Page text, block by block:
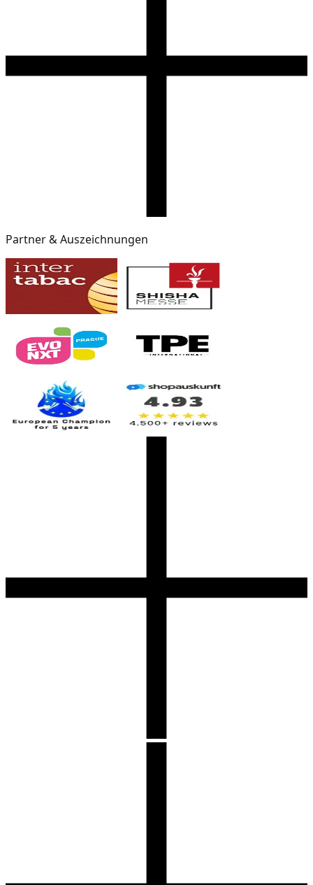
Partner & Auszeichnungen